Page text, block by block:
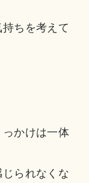
ちを考えて
かけは一体
られなくな